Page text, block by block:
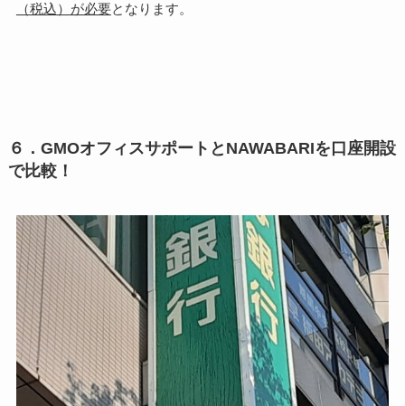
（税込）が必要となります。
６．GMOオフィスサポートとNAWABARIを口座開設
で比較！